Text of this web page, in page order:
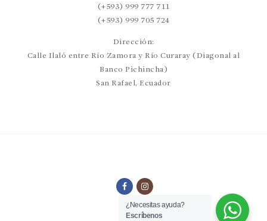
(+593) 999 777 711
(+593) 999 705 724
Dirección:
Calle Ilaló entre Río Zamora y Río Curaray (Diagonal al
Banco Pichincha)
San Rafael, Ecuador
¿Necesitas ayuda?
Escríbenos